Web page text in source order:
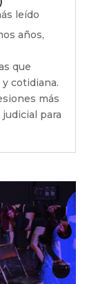
leído
años,
que
cotidiana.
más
para